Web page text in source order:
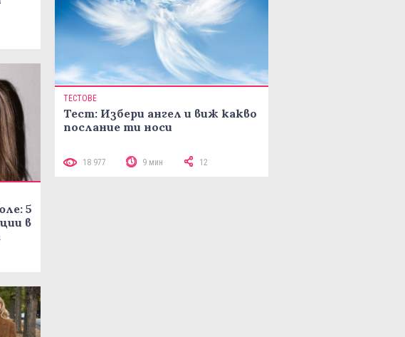
5
в
ТЕСТОВЕ
Тест: Избери ангел и виж какво
послание ти носи
18 977 9 мин 12